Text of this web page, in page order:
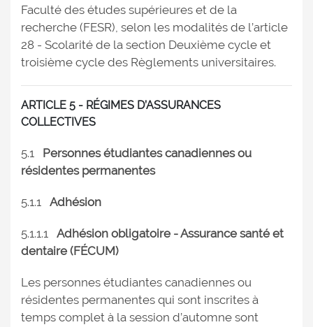
Faculté des études supérieures et de la
recherche (FESR), selon les modalités de l’article
28 - Scolarité de la section Deuxième cycle et
troisième cycle des Règlements universitaires.
ARTICLE 5 - RÉGIMES D’ASSURANCES
COLLECTIVES
5.1 Personnes étudiantes canadiennes ou
résidentes permanentes
5.1.1 Adhésion
5.1.1.1 Adhésion obligatoire - Assurance santé et
dentaire (FÉCUM)
Les personnes étudiantes canadiennes ou
résidentes permanentes qui sont inscrites à
temps complet à la session d’automne sont